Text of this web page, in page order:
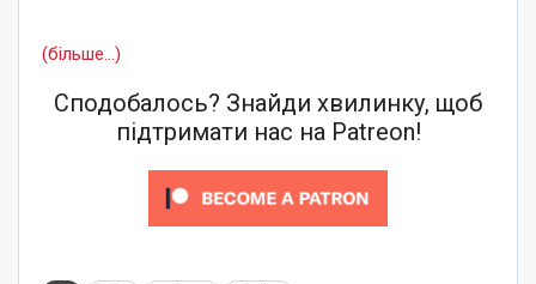
(більше…)
Сподобалось? Знайди хвилинку, щоб
підтримати нас на Patreon!